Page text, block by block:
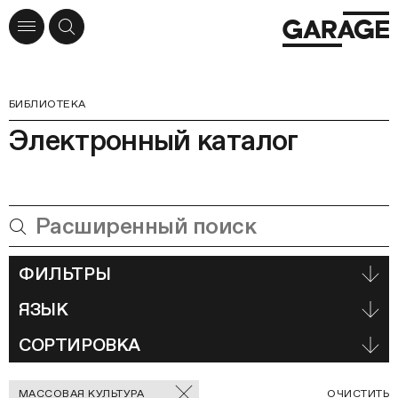
БИБЛИОТЕКА
Электронный каталог
ФИЛЬТРЫ
ЯЗЫК
СОРТИРОВКА
Отмеченные
МАССОВАЯ КУЛЬТУРА ОЧИСТИТЬ